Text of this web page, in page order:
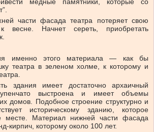
медные памятники, которые со
части фасада театра потеряет свою
весне. Начнет сереть, приобретать
именно этого материала — как бы
театра в зеленом холме, к которому и
здания имеет достаточно архаичный
выстроена и имеет объемы
домов. Подобное строение структурно и
историческому зданию, которое
месте. Материал нижней части фасада
кирпич, которому около 100 лет.